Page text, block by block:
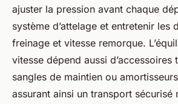
ajuster la pression avant chaque
système d’attelage et entretenir les
freinage et vitesse remorque.
vitesse dépend aussi d’accessoires
sangles de maintien ou
assurant ainsi un transport sécurisé